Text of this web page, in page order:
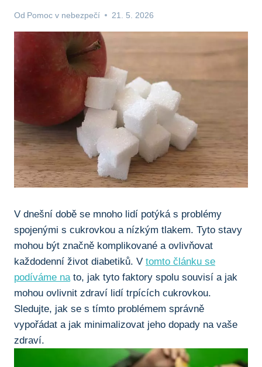
Od Pomoc v nebezpečí 21. 5. 2026
V dnešní době se mnoho lidí potýká s problémy
spojenými s cukrovkou a nízkým tlakem. Tyto stavy
mohou být značně komplikované a ovlivňovat
každodenní život diabetiků. V tomto článku se
podíváme na to, jak tyto faktory spolu souvisí a jak
mohou ovlivnit zdraví lidí trpících cukrovkou.
Sledujte, jak se s tímto problémem správně
vypořádat a jak minimalizovat jeho dopady na vaše
zdraví.